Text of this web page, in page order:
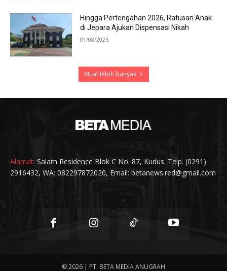
Hingga Pertengahan 2026, Ratusan Anak
di Jepara Ajukan Dispensasi Nikah
01/08/2026
Muat lebih banyak
Alamat: Salam Residence Blok C No. 87, Kudus. Telp. (0291)
2916432, WA: 082297872020, Email: betanews.red@gmail.com
© 2026 | PT. BETA MEDIA ANUGRAH